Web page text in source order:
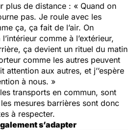
plus de distance : « Quand on
pas. Je roule avec les
ça, ça fait de l’air. On
comme à l’extérieur,
ça devient un rituel du matin
comme les autres peuvent
attention aux autres, et j’’espère
à nous. »
transports en commun, sont
mesures barrières sont donc
à respecter.
s’adapter